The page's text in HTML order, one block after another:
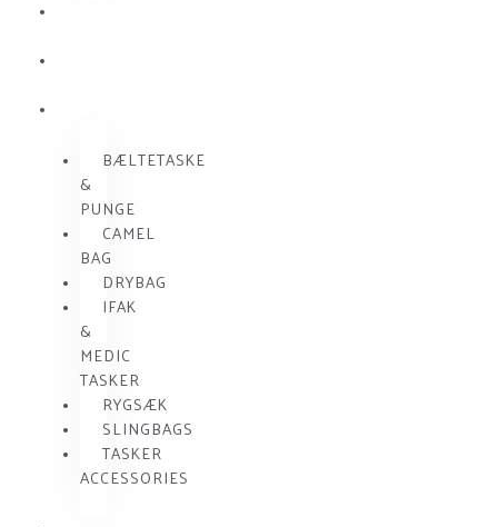
BÆLTETASKE
&
PUNGE
CAMEL
BAG
DRYBAG
IFAK
&
MEDIC
TASKER
RYGSÆK
SLINGBAGS
TASKER
ACCESSORIES